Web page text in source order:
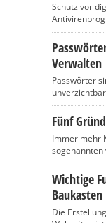
Schutz vor
Verwalten
Passwörter
Fünf
Immer mehr
sogenannten
Wichtige
Die